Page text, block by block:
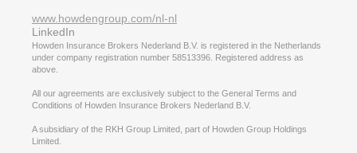
www.howdengroup.com/nl-nl
LinkedIn
Howden Insurance Brokers Nederland B.V. is registered in the Netherlands
under company registration number 58513396. Registered address as
above.
All our agreements are exclusively subject to the General Terms and
Conditions of Howden Insurance Brokers Nederland B.V.
A subsidiary of the RKH Group Limited, part of Howden Group Holdings
Limited.